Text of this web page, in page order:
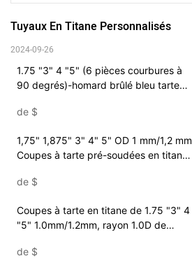
Tuyaux En Titane Personnalisés
2024-09-26
1.75 "3" 4 "5" (6 pièces courbures à
90 degrés)-homard brûlé bleu tarte
tarte coupe coudes
de $
1,75" 1,875" 3" 4" 5" OD 1 mm/1,2 mm
Coupes à tarte pré-soudées en titane
de $
Coupes à tarte en titane de 1.75 "3" 4
"5" 1.0mm/1.2mm, rayon 1.0D de
90*)
de $